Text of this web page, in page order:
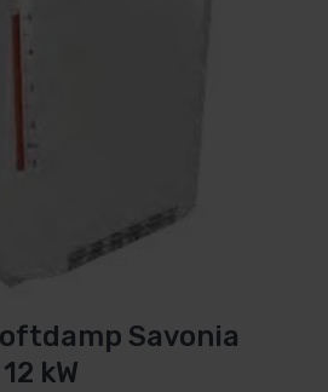
Savonia
kW